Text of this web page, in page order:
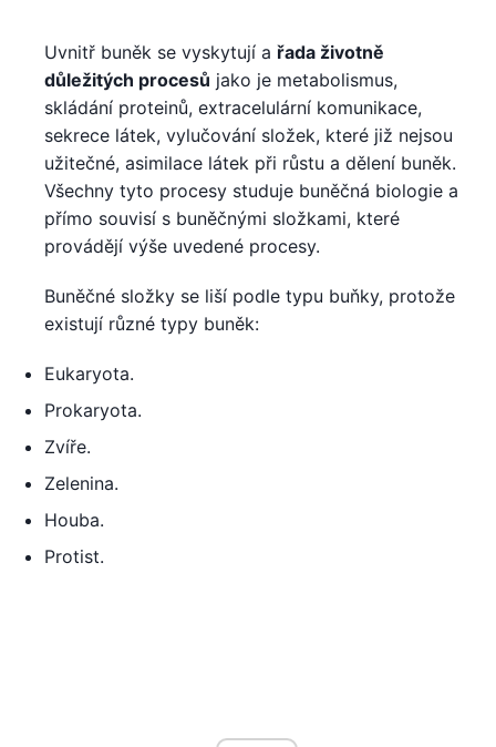
Uvnitř buněk se vyskytují a řada životně
důležitých procesů jako je metabolismus,
skládání proteinů, extracelulární komunikace,
sekrece látek, vylučování složek, které již nejsou
užitečné, asimilace látek při růstu a dělení buněk.
Všechny tyto procesy studuje buněčná biologie a
přímo souvisí s buněčnými složkami, které
provádějí výše uvedené procesy.
Buněčné složky se liší podle typu buňky, protože
existují různé typy buněk:
Eukaryota.
Prokaryota.
Zvíře.
Zelenina.
Houba.
Protist.